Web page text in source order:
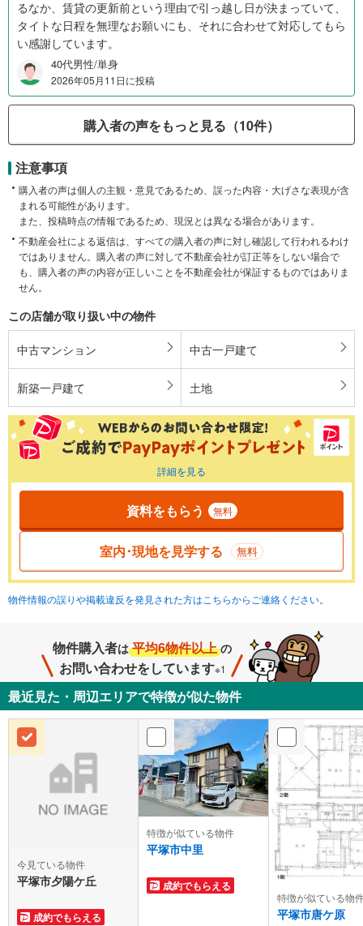
るなか、賃貸の更新前という理由で引っ越し日が決まっていて、
タイトな日程を無理なお願いにも、それに合わせて対応してもら
い感謝しています。
40代男性/単身
2026年05月11日に投稿
購入者の声をもっと見る（10件）
注意事項
購入者の声は個人の主観・意見であるため、誤った内容・大げさな表現が含
まれる可能性があります。
また、投稿時点の情報であるため、現況とは異なる場合があります。
不動産会社による返信は、すべての購入者の声に対し確認して行われるわけ
ではありません。購入者の声に対して不動産会社が訂正等をしない場合で
も、購入者の声の内容が正しいことを不動産会社が保証するものではありま
せん。
この店舗が取り扱い中の物件
中古マンション 中古一戸建て
新築一戸建て 土地
詳細を見る
資料をもらう 無料
室内･現地を見学する 無料
物件情報の誤りや掲載違反を発見された方はこちらからご連絡ください。
物件購入者は 平均6物件以上 の
お問い合わせをしています※1
最近見た・周辺エリアで特徴が似た物件
今見ている物件
平塚市夕陽ケ丘
成約でもらえる
特徴が似ている物件
平塚市中里
成約でもらえる
特徴が似ている物
平塚市唐ケ原